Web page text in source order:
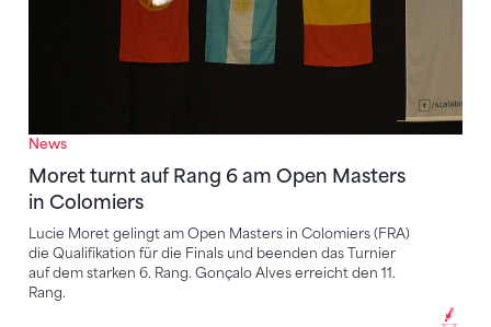
News
Moret turnt auf Rang 6 am Open Masters
in Colomiers
Lucie Moret gelingt am Open Masters in Colomiers (FRA)
die Qualifikation für die Finals und beenden das Turnier
auf dem starken 6. Rang. Gonçalo Alves erreicht den 11.
Rang.